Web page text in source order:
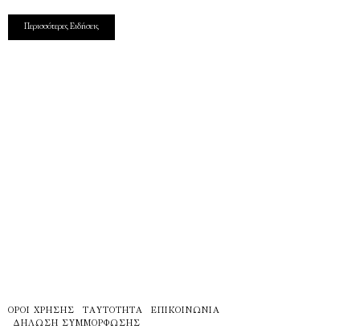
Περισσότερες Ειδήσεις
ΌΡΟΙ ΧΡΉΣΗΣ ΤΑΥΤΌΤΗΤΑ
ΕΠΙΚΟΙΝΩΝΊΑ
ΔΉΛΩΣΗ ΣΥΜΜΌΡΦΩΣΗΣ